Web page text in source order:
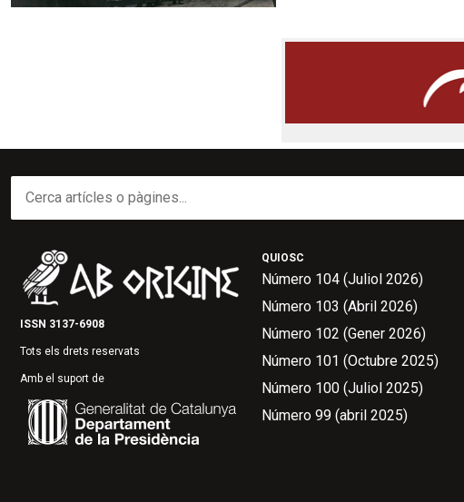
ISSN 3137-6908
Tots els drets reservats
Amb el suport de
QUIOSC
Número 104 (Juliol 2026)
Número 103 (Abril 2026)
Número 102 (Gener 2026)
Número 101 (Octubre 2025)
Número 100 (Juliol 2025)
Número 99 (abril 2025)